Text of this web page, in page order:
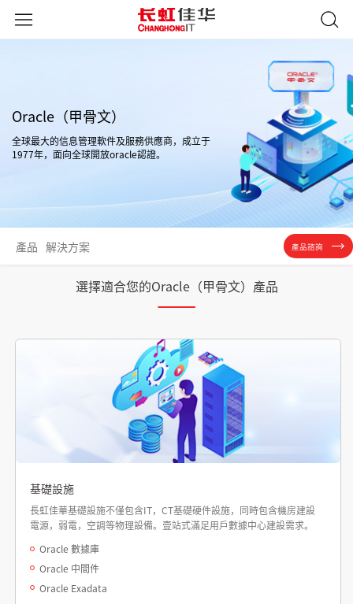
Oracle（甲骨文）
全球最大的信息管理軟件及服務供應商，成立于
1977年，面向全球開放oracle認證。
產品 解決方案 產品諮詢
選擇適合您的Oracle（甲骨文）產品
基礎設施
長虹佳華基礎設施不僅包含IT，CT基礎硬件設施，同時包含機房建設
電源，弱電，空調等物理設備。壹站式滿足用戶數據中心建設需求。
Oracle 數據庫
Oracle 中間件
Oracle Exadata